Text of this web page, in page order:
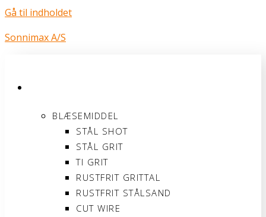
Gå til indholdet
Sonnimax A/S
BLÆSEMIDDEL
STÅL SHOT
STÅL GRIT
TI GRIT
RUSTFRIT GRITTAL
RUSTFRIT STÅLSAND
CUT WIRE